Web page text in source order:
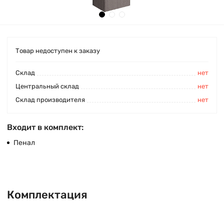
Товар недоступен к заказу
Cклад
нет
Центральный склад
нет
Склад производителя
нет
Входит в комплект:
Пенал
Комплектация